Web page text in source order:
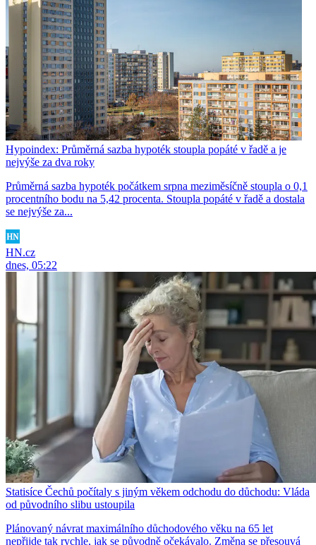
Hypoindex: Průměrná sazba hypoték stoupla popáté v řadě a je
nejvýše za dva roky
Průměrná sazba hypoték počátkem srpna meziměsíčně stoupla o 0,1
procentního bodu na 5,42 procenta. Stoupla popáté v řadě a dostala
se nejvýše za...
HN.cz
dnes, 05:22
Statisíce Čechů počítaly s jiným věkem odchodu do důchodu: Vláda
od původního slibu ustoupila
Plánovaný návrat maximálního důchodového věku na 65 let
nepřijde tak rychle, jak se původně očekávalo. Změna se přesouvá